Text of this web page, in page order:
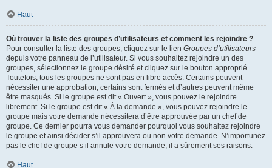
Haut
Où trouver la liste des groupes d’utilisateurs et comment les rejoindre ?
Pour consulter la liste des groupes, cliquez sur le lien Groupes d’utilisateurs
depuis votre panneau de l’utilisateur. Si vous souhaitez rejoindre un des
groupes, sélectionnez le groupe désiré et cliquez sur le bouton approprié.
Toutefois, tous les groupes ne sont pas en libre accès. Certains peuvent
nécessiter une approbation, certains sont fermés et d’autres peuvent même
être masqués. Si le groupe est dit « Ouvert », vous pouvez le rejoindre
librement. Si le groupe est dit « À la demande », vous pouvez rejoindre le
groupe mais votre demande nécessitera d’être approuvée par un chef de
groupe. Ce dernier pourra vous demander pourquoi vous souhaitez rejoindre
le groupe et ainsi décider s’il approuvera ou non votre demande. N’importunez
pas le chef de groupe s’il annule votre demande, il a sûrement ses raisons.
Haut